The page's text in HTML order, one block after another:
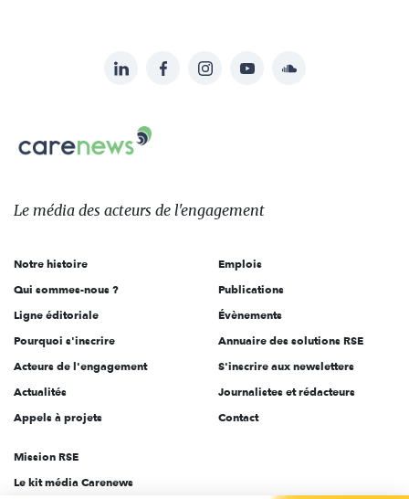
sur:
LinkedInFacebookInstagramYouTubeSoundcloud
Le
des
l'engagement
Le média des acteurs de l'engagement
Notre histoire
Qui sommes-nous ?
Ligne éditoriale
Pourquoi s'inscrire
Acteurs de l'engagement
Actualités
Appels à projets
Emplois
Publications
Évènements
Annuaire des solutions RSE
S'inscrire aux newsletters
Journalistes et rédacteurs
Contact
Mission RSE
Le kit média Carenews